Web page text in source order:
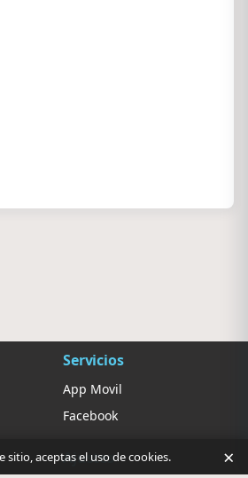
Servicios
App Movil
Facebook
Ajustes
sitio, aceptas el uso de cookies. ×